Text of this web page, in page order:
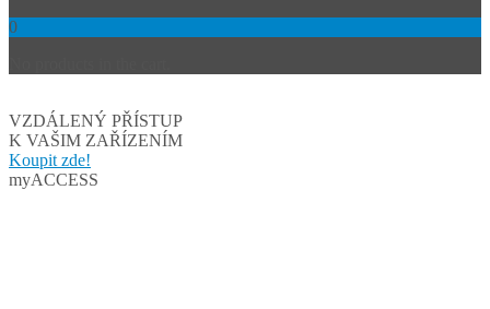
0
VZDÁLENÝ PŘÍSTUP
K VAŠIM ZAŘÍZENÍM
Koupit zde!
myACCESS